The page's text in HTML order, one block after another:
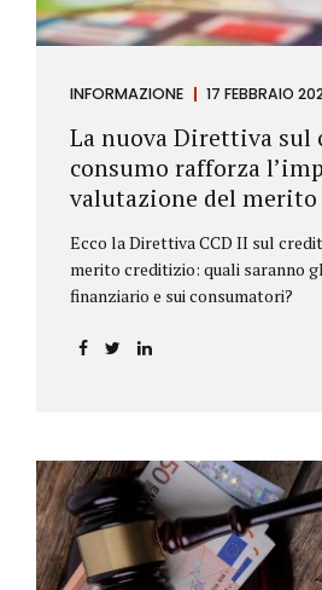
INFORMAZIONE 17 FEBBRAIO
La nuova Direttiva sul
consumo rafforza
valutazione del
Ecco la Direttiva CCD II sul credito al consumo e
merito creditizio: quali saranno
finanziario e sui consumatori?